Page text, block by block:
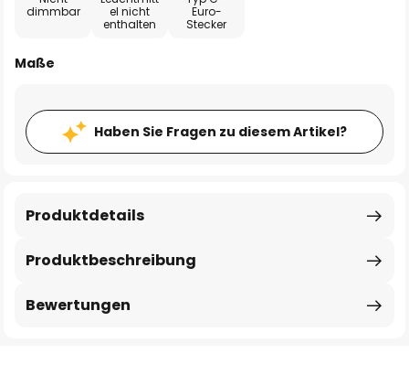
dimmbar
el nicht
enthalten
Euro-
Stecker
Maße
Haben Sie Fragen zu diesem Artikel?
Produktbeschreibung
Produktdetails
Bewertungen